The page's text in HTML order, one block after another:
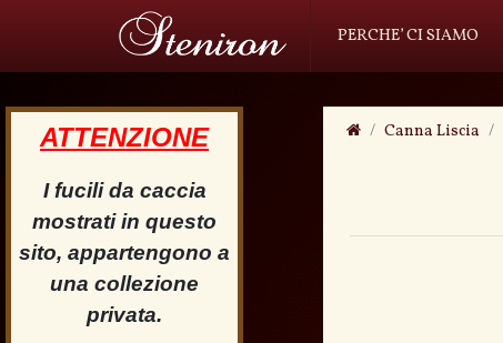
PERCHE’ CI SIAMO
ATTENZIONE
I fucili da caccia
mostrati in questo
sito, appartengono a
una collezione
privata.
Canna Liscia